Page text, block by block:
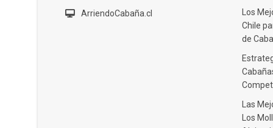
ArriendoCabaña.cl
Los
Chile
de
Las
Los